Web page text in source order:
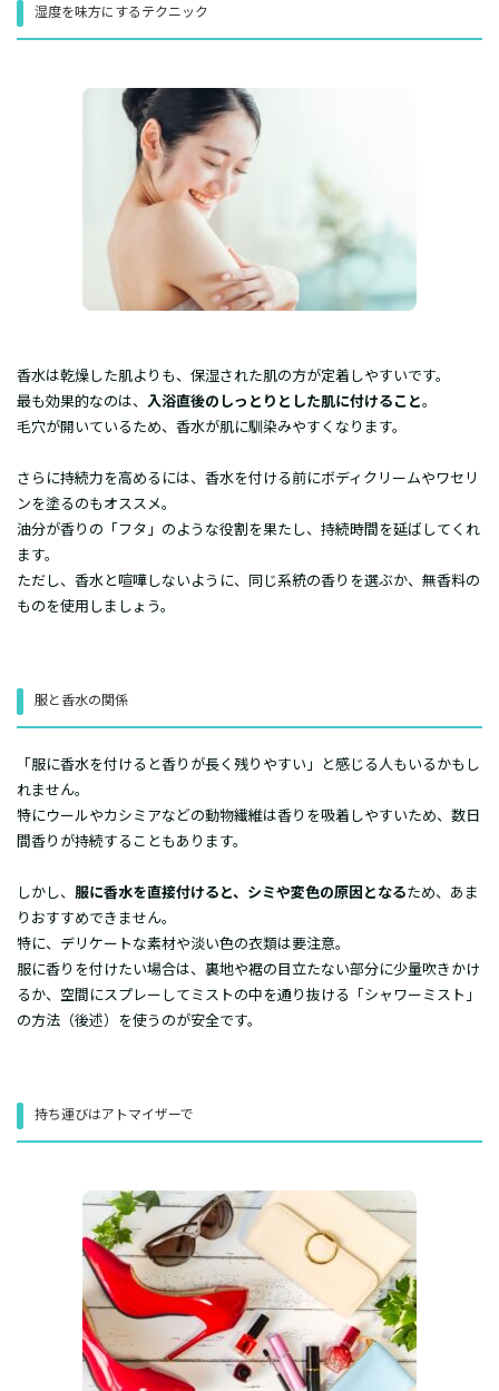
​湿度を味方にするテクニック
​香水は乾燥した肌よりも、保湿された肌の方が定着しやすいです。
​最も効果的なのは、 入浴直後のしっとりとした肌に付けること。
毛穴が開いているため、香水が肌に馴染みやすくなります。
​さらに持続力を高めるには、香水を付ける前にボディクリームやワセリ
ンを塗るのもオススメ。
油分が香りの「フタ」のような役割を果たし、持続時間を延ばしてくれ
ます。
ただし、香水と喧嘩しないように、同じ系統の香りを選ぶか、無香料の
ものを使用しましょう。
​服と香水の関係
​「服に香水を付けると香りが長く残りやすい」と感じる人もいるかもし
れません。
特にウールやカシミアなどの動物繊維は香りを吸着しやすいため、数日
間香りが持続することもあります。
​しかし、 服に香水を直接付けると、シミや変色の原因となるため、あま
りおすすめできません。
特に、デリケートな素材や淡い色の衣類は要注意。
​服に香りを付けたい場合は、裏地や裾の目立たない部分に少量吹きかけ
るか、空間にスプレーしてミストの中を通り抜ける「シャワーミスト」
の方法（後述）を使うのが安全です。
持ち運びはアトマイザーで